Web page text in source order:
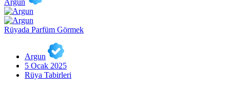
Rüyada Parfüm Görmek
Argun
5 Ocak 2025
Rüya Tabirleri